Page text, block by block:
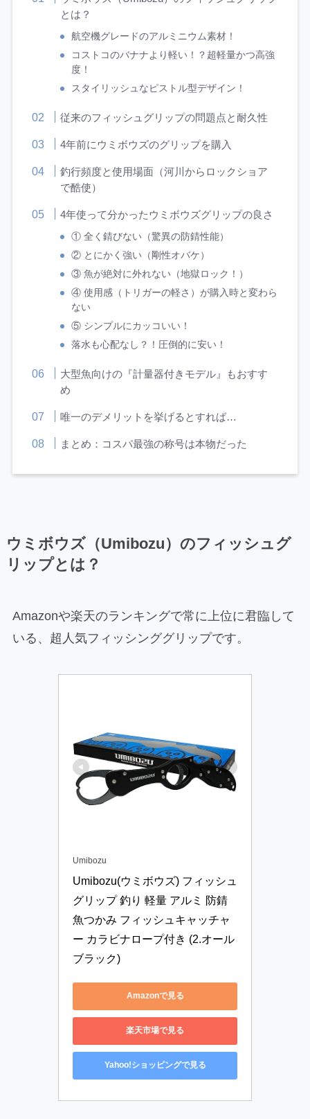
とは？
航空機グレードのアルミニウム素材！
コストコのバナナより軽い！？超軽量かつ高強
度！
スタイリッシュなピストル型デザイン！
従来のフィッシュグリップの問題点と耐久性
4年前にウミボウズのグリップを購入
釣行頻度と使用場面（河川からロックショア
で酷使）
4年使って分かったウミボウズグリップの良さ
① 全く錆びない（驚異の防錆性能）
② とにかく強い（剛性オバケ）
③ 魚が絶対に外れない（地獄ロック！）
④ 使用感（トリガーの軽さ）が購入時と変わら
ない
⑤ シンプルにカッコいい！
落水も心配なし？！圧倒的に安い！
大型魚向けの『計量器付きモデル』もおすす
め
唯一のデメリットを挙げるとすれば…
まとめ：コスパ最強の称号は本物だった
ウミボウズ（Umibozu）のフィッシュグ
リップとは？
Amazonや楽天のランキングで常に上位に君臨して
いる、超人気フィッシンググリップです。
Umibozu
Umibozu(ウミボウズ) フィッシュ
グリップ 釣り 軽量 アルミ 防錆
魚つかみ フィッシュキャッチャ
ー カラビナロープ付き (2.オール
ブラック)
Amazonで見る
楽天市場で見る
Yahoo!ショッピングで見る